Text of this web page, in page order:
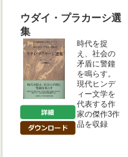
ウダイ・プラカーシ選
集
時代を捉
え、社会の
矛盾に警鐘
を鳴らす。
現代ヒンデ
ィー文学を
代表する作
家の傑作3作
品を収録